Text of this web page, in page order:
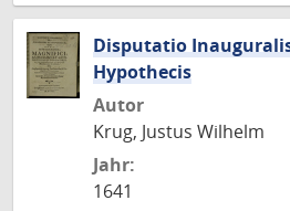
Disputatio
Hypothecis
Autor
Krug, Justus Wilhelm
Jahr:
1641